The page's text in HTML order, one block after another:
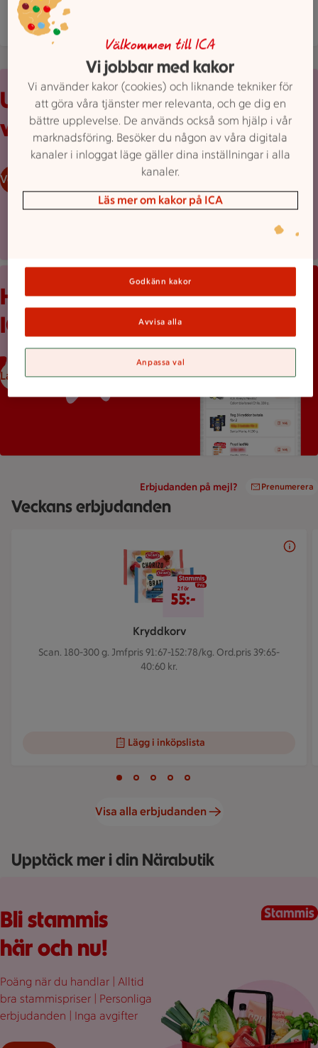
Uppvikt reklamblad från ICA med erbjudanden och
Upptäck
veckans erbjudanden
Veckans reklamblad
Håll koll med
ICA-appen
Ladda ned ICA-appen
Erbjudanden på mejl? Prenumerera
Veckans erbjudanden
Bildspel med 5 bilder.
Kryddkorv
Scan. 180-300 g. Jmfpris 91:67-152:78/kg. Ord.pris 39:65-
40:60 kr.
2 för 55 kr
2 för
55:-
Lägg i inköpslista
Bild 1 av 5
Bild 2 av 5
Bild 3 av 5Bild 4 av 5
Visa alla erbjudanden
Upptäck mer i din Närabutik
Bli stammis
här och nu!
Poäng när du handlar | Alltid
bra stammispriser | Personliga
erbjudanden | Inga avgifter
Välkommen till ICA
Vi jobbar med kakor
Vi använder kakor (cookies) och liknande tekniker för
att göra våra tjänster mer relevanta, och ge dig en
bättre upplevelse. De används också som hjälp i vår
marknadsföring. Besöker du någon av våra digitala
kanaler i inloggat läge gäller dina inställningar i alla
kanaler.
Läs mer om kakor på ICA
Godkänn kakor
Avvisa alla
Anpassa val